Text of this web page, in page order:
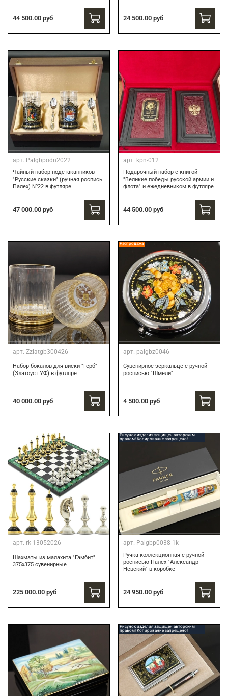
44 500.00 руб 24 500.00 руб
арт. Palgbpodn2022
Чайный набор подстаканников
"Русские сказки" (ручная роспись
Палех) №22 в футляре
47 000.00 руб
арт. kpn-012
Подарочный набор c книгой
"Великие победы русской армии и
флота" и ежедневником в футляре
44 500.00 руб
арт. Zzlatgb300426
Набор бокалов для виски "Герб"
(Златоуст УФ) в футляре
40 000.00 руб
Распродажа
арт. palgbz0046
Сувенирное зеркальце с ручной
росписью "Шмели"
4 500.00 руб
арт. rk-13052026
Шахматы из малахита "Гамбит"
375х375 сувенирные
225 000.00 руб
Рисунок изделия защищен авторским
правом! Копирование запрещено!
арт. Palgbp0038-1k
Ручка коллекционная с ручной
росписью Палех "Александр
Невский" в коробке
24 950.00 руб
Рисунок изделия защищен авторским
правом! Копирование запрещено!